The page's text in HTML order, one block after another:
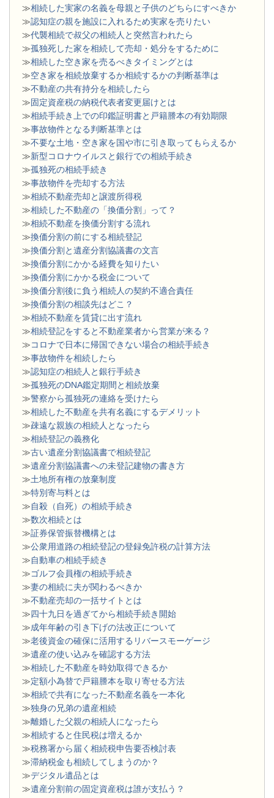
≫相続した実家の名義を母親と子供のどちらにすべきか
≫認知症の親を施設に入れるため実家を売りたい
≫代襲相続で叔父の相続人と突然言われたら
≫孤独死した家を相続して売却・処分をするために
≫相続した空き家を売るべきタイミングとは
≫空き家を相続放棄するか相続するかの判断基準は
≫不動産の共有持分を相続したら
≫固定資産税の納税代表者変更届けとは
≫相続手続き上での印鑑証明書と戸籍謄本の有効期限
≫事故物件となる判断基準とは
≫不要な土地・空き家を国や市に引き取ってもらえるか
≫新型コロナウイルスと銀行での相続手続き
≫孤独死の相続手続き
≫事故物件を売却する方法
≫相続不動産売却と譲渡所得税
≫相続した不動産の「換価分割」って？
≫相続不動産を換価分割する流れ
≫換価分割の前にする相続登記
≫換価分割と遺産分割協議書の文言
≫換価分割にかかる経費を知りたい
≫換価分割にかかる税金について
≫換価分割後に負う相続人の契約不適合責任
≫換価分割の相談先はどこ？
≫相続不動産を賃貸に出す流れ
≫相続登記をすると不動産業者から営業が来る？
≫コロナで日本に帰国できない場合の相続手続き
≫事故物件を相続したら
≫認知症の相続人と銀行手続き
≫孤独死のDNA鑑定期間と相続放棄
≫警察から孤独死の連絡を受けたら
≫相続した不動産を共有名義にするデメリット
≫疎遠な親族の相続人となったら
≫相続登記の義務化
≫古い遺産分割協議書で相続登記
≫遺産分割協議書への未登記建物の書き方
≫土地所有権の放棄制度
≫特別寄与料とは
≫自殺（自死）の相続手続き
≫数次相続とは
≫証券保管振替機構とは
≫公衆用道路の相続登記の登録免許税の計算方法
≫自動車の相続手続き
≫ゴルフ会員権の相続手続き
≫妻の相続に夫が関わるべきか
≫不動産売却の一括サイトとは
≫四十九日を過ぎてから相続手続き開始
≫成年年齢の引き下げの法改正について
≫老後資金の確保に活用するリバースモーゲージ
≫遺産の使い込みを確認する方法
≫相続した不動産を時効取得できるか
≫定額小為替で戸籍謄本を取り寄せる方法
≫相続で共有になった不動産名義を一本化
≫独身の兄弟の遺産相続
≫離婚した父親の相続人になったら
≫相続すると住民税は増えるか
≫税務署から届く相続税申告要否検討表
≫滞納税金も相続してしまうのか？
≫デジタル遺品とは
≫遺産分割前の固定資産税は誰が支払う？